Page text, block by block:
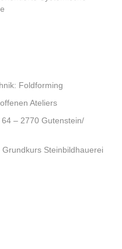
Foldforming
Ateliers
– 2770 Gutenstein/
Steinbildhauerei